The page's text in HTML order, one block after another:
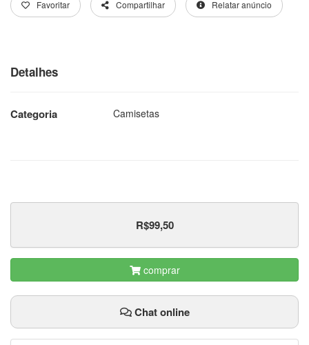
Favoritar Compartilhar Relatar anúncio
Detalhes
Categoria Camisetas
R$99,50
comprar
Chat online